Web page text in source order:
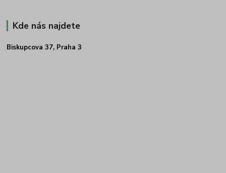
Kde nás najdete
Biskupcova 37, Praha 3